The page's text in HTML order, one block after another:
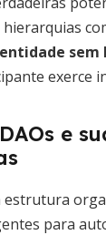
entidade sem
exerce
e
estrutura
para